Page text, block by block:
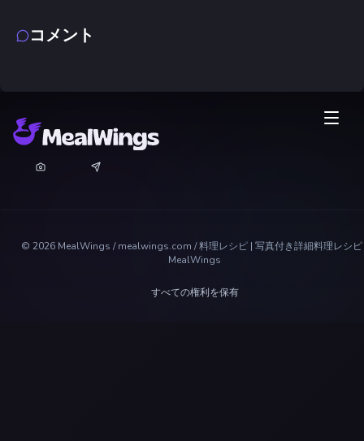
コメント
© 2026 MealWings / mealwings.com /料理レシピ | 写真付き詳細料理レシ
MealWings
すべての権利を保有